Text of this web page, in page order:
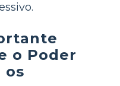
o Poder
os